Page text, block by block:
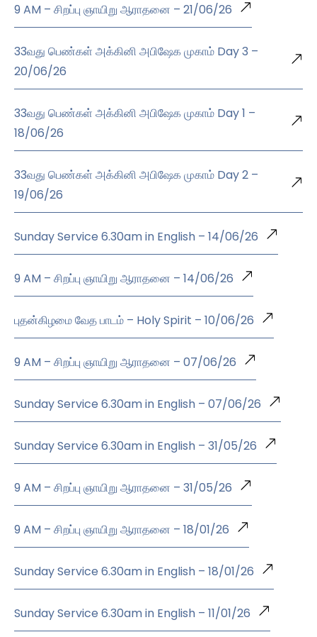
9 AM – சிறப்பு ஞாயிறு ஆராதனை – 21/06/26
33வது பெண்கள் அக்கினி அபிஷேக முகாம் Day 3 –
20/06/26
33வது பெண்கள் அக்கினி அபிஷேக முகாம் Day 1 –
18/06/26
33வது பெண்கள் அக்கினி அபிஷேக முகாம் Day 2 –
19/06/26
Sunday Service 6.30am in English – 14/06/26
9 AM – சிறப்பு ஞாயிறு ஆராதனை – 14/06/26
புதன்கிழமை வேத பாடம் – Holy Spirit – 10/06/26
9 AM – சிறப்பு ஞாயிறு ஆராதனை – 07/06/26
Sunday Service 6.30am in English – 07/06/26
Sunday Service 6.30am in English – 31/05/26
9 AM – சிறப்பு ஞாயிறு ஆராதனை – 31/05/26
9 AM – சிறப்பு ஞாயிறு ஆராதனை – 18/01/26
Sunday Service 6.30am in English – 18/01/26
Sunday Service 6.30am in English – 11/01/26